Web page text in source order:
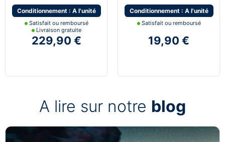
Conditionnement : A l'unité
Satisfait ou remboursé
Livraison gratuite
229,90 €
Conditionnement : A l'unité
Satisfait ou remboursé
19,90 €
A lire sur notre blog